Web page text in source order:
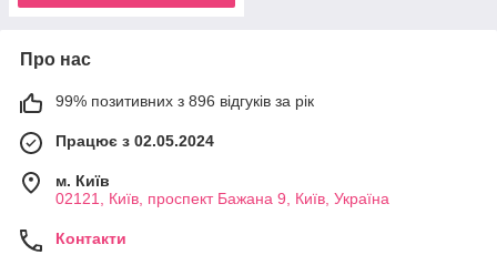
Про нас
99% позитивних з 896 відгуків за рік
Працює з 02.05.2024
м. Київ
02121, Київ, проспект Бажана 9, Київ, Україна
Контакти